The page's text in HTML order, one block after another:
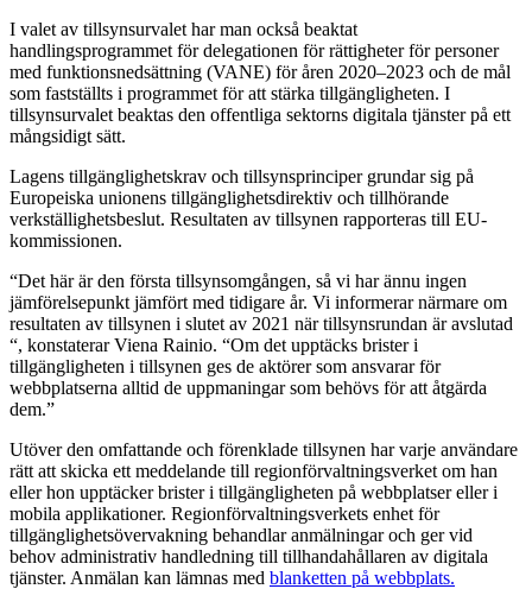
I valet av tillsynsurvalet har man också beaktat
handlingsprogrammet för delegationen för rättigheter för personer
med funktionsnedsättning (VANE) för åren 2020–2023 och de mål
som fastställts i programmet för att stärka tillgängligheten. I
tillsynsurvalet beaktas den offentliga sektorns digitala tjänster på ett
mångsidigt sätt.
Lagens tillgänglighetskrav och tillsynsprinciper grundar sig på
Europeiska unionens tillgänglighetsdirektiv och tillhörande
verkställighetsbeslut. Resultaten av tillsynen rapporteras till EU-
kommissionen.
“Det här är den första tillsynsomgången, så vi har ännu ingen
jämförelsepunkt jämfört med tidigare år. Vi informerar närmare om
resultaten av tillsynen i slutet av 2021 när tillsynsrundan är avslutad
“, konstaterar Viena Rainio. “Om det upptäcks brister i
tillgängligheten i tillsynen ges de aktörer som ansvarar för
webbplatserna alltid de uppmaningar som behövs för att åtgärda
dem.”
Utöver den omfattande och förenklade tillsynen har varje användare
rätt att skicka ett meddelande till regionförvaltningsverket om han
eller hon upptäcker brister i tillgängligheten på webbplatser eller i
mobila applikationer. Regionförvaltningsverkets enhet för
tillgänglighetsövervakning behandlar anmälningar och ger vid
behov administrativ handledning till tillhandahållaren av digitala
tjänster. Anmälan kan lämnas med blanketten på webbplats.